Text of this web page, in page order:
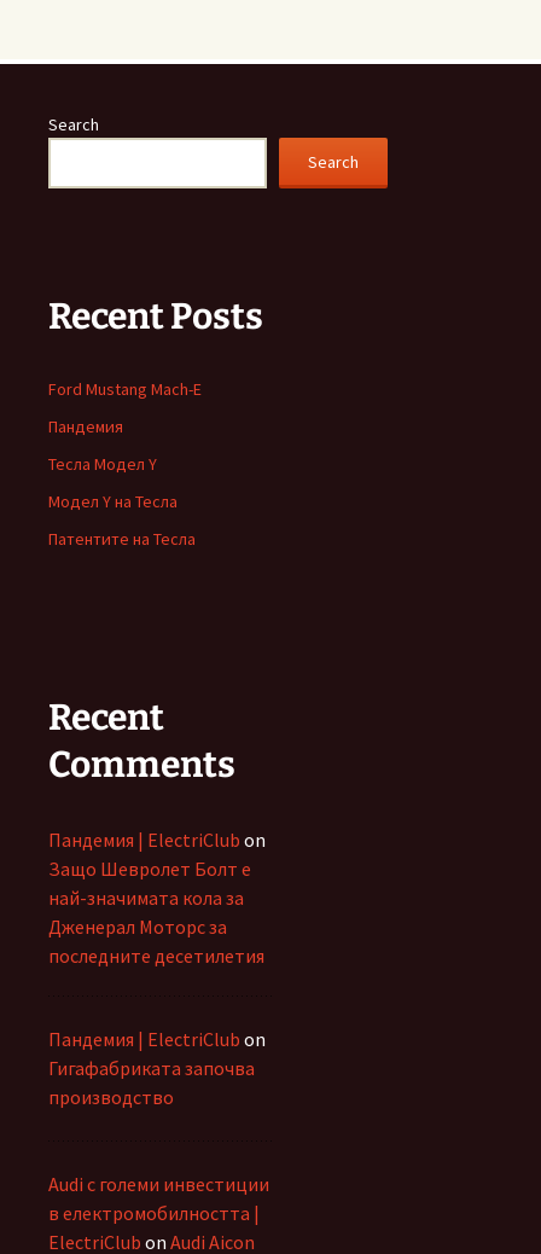
Search
Search
Recent Posts
Ford Mustang Mach-E
Пандемия
Тесла Модел Y
Модел Y на Тесла
Патентите на Тесла
Recent
Comments
Пандемия | ElectriClub on
Защо Шевролет Болт е
най-значимата кола за
Дженерал Моторс за
последните десетилетия
Пандемия | ElectriClub on
Гигафабриката започва
производство
Audi с големи инвестиции
в електромобилността |
ElectriClub on Audi Aicon